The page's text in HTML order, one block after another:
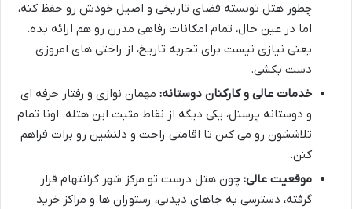
چطور هتل تونسته فضای تاریخی و اصیل خودش رو حفظ کنه،
اما در عین حال، تمام امکانات رفاهی مدرن رو هم ارائه بده.
یعنی نیازی نیست برای تجربه تاریخ، از راحتی های امروزی
دست بکشی.
خدمات عالی و کارکنان دوستانه: مهمان نوازی و رفتار حرفه ای
و دوستانه پرسنل، یکی دیگه از نقاط مثبت این هتله. اونا تمام
تلاششون رو می کنن تا اقامتی راحت و دلنشین رو برات فراهم
کنن.
موقعیت عالی: چون هتل درست تو مرکز شهر گرانتهام قرار
گرفته، دسترسی به جاهای دیدنی، رستوران ها و مراکز خرید